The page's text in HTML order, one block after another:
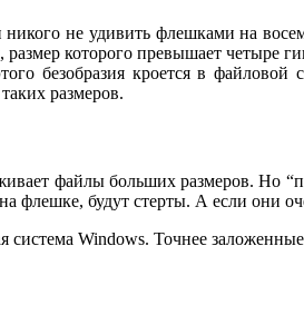
не удивить флешками на
размер которого превышает четыре
безобразия кроется в
размеров.
файлы больших размеров. Но
флешке, будут стерты. А если они
Windows. Точнее